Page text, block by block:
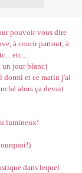
pouvoir vous dire
à courir partout, à
etc...
un jour blanc)
dormi et ce matin j'ai
alors ça devait
lumineux!
dans lequel